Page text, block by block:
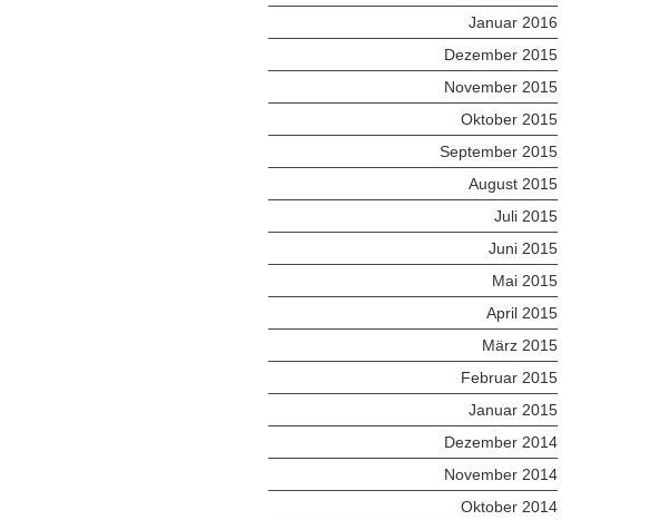
Januar 2016
Dezember 2015
November 2015
Oktober 2015
September 2015
August 2015
Juli 2015
Juni 2015
Mai 2015
April 2015
März 2015
Februar 2015
Januar 2015
Dezember 2014
November 2014
Oktober 2014